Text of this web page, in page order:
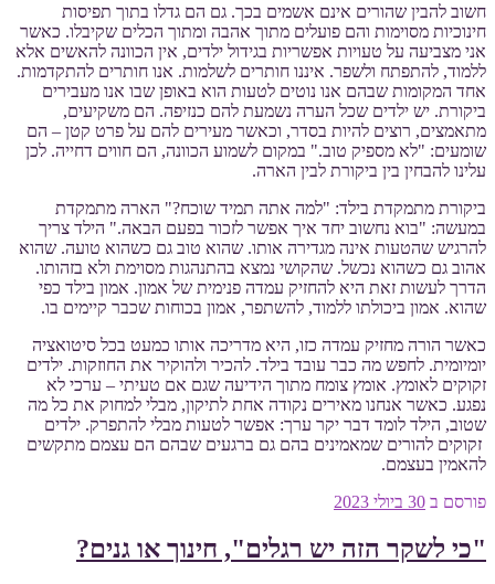
חשוב להבין שהורים אינם אשמים בכך. גם הם גדלו בתוך תפיסות
חינוכיות מסוימות והם פועלים מתוך אהבה ומתוך הכלים שקיבלו. כאשר
אני מצביעה על טעויות אפשריות בגידול ילדים, אין הכוונה להאשים אלא
ללמוד, להתפתח ולשפר. איננו חותרים לשלמות. אנו חותרים להתקדמות.
אחד המקומות שבהם אנו נוטים לטעות הוא באופן שבו אנו מעבירים
ביקורת. יש ילדים שכל הערה נשמעת להם כנזיפה. הם משקיעים,
מתאמצים, רוצים להיות בסדר, וכאשר מעירים להם על פרט קטן – הם
שומעים: "לא מספיק טוב." במקום לשמוע הכוונה, הם חווים דחייה. לכן
עלינו להבחין בין ביקורת לבין הארה.
ביקורת מתמקדת בילד: "למה אתה תמיד שוכח?" הארה מתמקדת
במעשה: "בוא נחשוב יחד איך אפשר לזכור בפעם הבאה." הילד צריך
להרגיש שהטעות אינה מגדירה אותו. שהוא טוב גם כשהוא טועה. שהוא
אהוב גם כשהוא נכשל. שהקושי נמצא בהתנהגות מסוימת ולא בזהותו.
הדרך לעשות זאת היא להחזיק עמדה פנימית של אמון. אמון בילד כפי
שהוא. אמון ביכולתו ללמוד, להשתפר, אמון בכוחות שכבר קיימים בו.
כאשר הורה מחזיק עמדה כזו, היא מדריכה אותו כמעט בכל סיטואציה
יומיומית. לחפש מה כבר עובד בילד. להכיר ולהוקיר את החוזקות. ילדים
זקוקים לאומץ. אומץ צומח מתוך הידיעה שגם אם טעיתי – ערכי לא
נפגע. כאשר אנחנו מאירים נקודה אחת לתיקון, מבלי למחוק את כל מה
שטוב, הילד לומד דבר יקר ערך: אפשר לטעות מבלי להתפרק. ילדים
זקוקים להורים שמאמינים בהם גם ברגעים שבהם הם עצמם מתקשים
להאמין בעצמם.
פורסם ב 30 ביולי 2023
"כי לשקר הזה יש רגלים", חינוך או גנים?